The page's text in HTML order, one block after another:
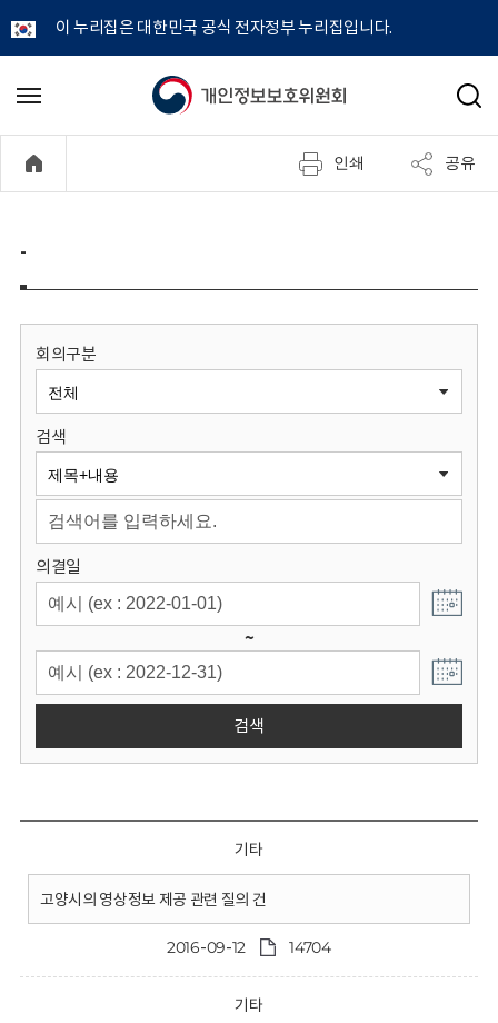
이 누리집은 대한민국 공식 전자정부 누리집입니다.
개
정
보
원
회
메
기
검
인쇄 공유
-
회의구분
검색
의결일
~
검색
기타
고양시의 영상정보 제공 관련 질의 건
2016-09-12 14704
기타